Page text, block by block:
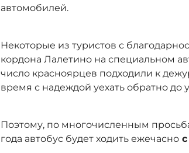
автомобилей.
Некоторые из туристов с
кордона Лалетино на специальном
число красноярцев подходили к
время с надеждой уехать обратно до
Поэтому, по многочисленным
года автобус будет ходить ежечасно